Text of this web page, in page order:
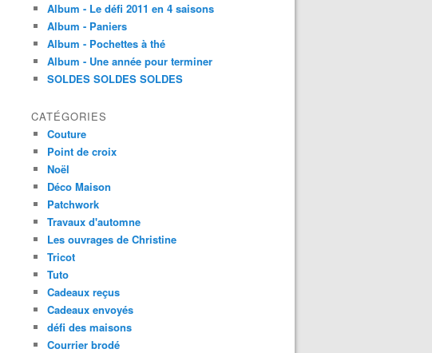
Album - Le défi 2011 en 4 saisons
Album - Paniers
Album - Pochettes à thé
Album - Une année pour terminer
SOLDES SOLDES SOLDES
CATÉGORIES
Couture
Point de croix
Noël
Déco Maison
Patchwork
Travaux d'automne
Les ouvrages de Christine
Tricot
Tuto
Cadeaux reçus
Cadeaux envoyés
défi des maisons
Courrier brodé